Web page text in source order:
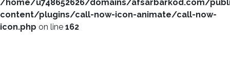
/home/u748652626/domains/afsarbarkod.com/
content/plugins/call-now-icon-animate/call-now-
icon.php on line 162